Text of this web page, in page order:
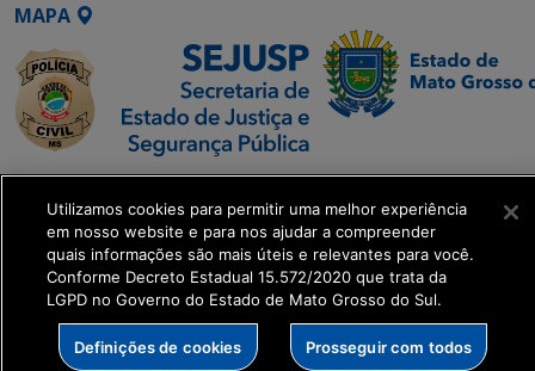
MAPA
Executiva de
Transformação Digital
get_footer();
Utilizamos cookies para permitir uma melhor experiência
em nosso website e para nos ajudar a compreender
quais informações são mais úteis e relevantes para você.
Conforme Decreto Estadual 15.572/2020 que trata da
LGPD no Governo do Estado de Mato Grosso do Sul.
Definições de cookies Prosseguir com todos